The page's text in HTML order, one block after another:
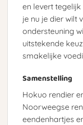
en levert
je nu je dier wilt
ondersteuning
uitstekende
smakelijke
Samenstelling
Hokuo rendier
Noorweegse
eendenhartjes